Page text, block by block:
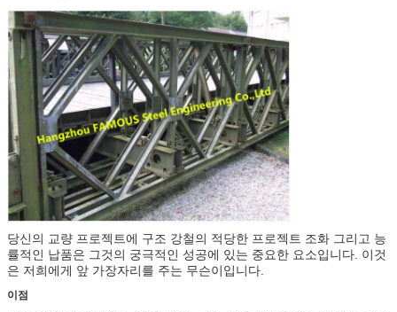
당신의 교량 프로젝트에 구조 강철의 적당한 프로젝트 조화 그리고 능
률적인 납품은 그것의 궁극적인 성공에 있는 중요한 요소입니다. 이것
은 저희에게 앞 가장자리를 주는 무슨이입니다.
이점